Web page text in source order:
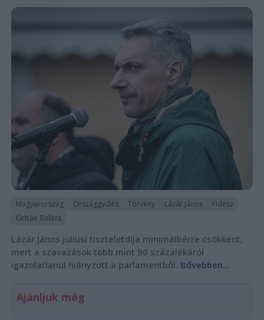
Magyarország Országgyűlés Törvény Lázár János
Fidesz
Orbán Balázs
Lázár János júliusi tiszteletdíja minimálbérre csökkent,
mert a szavazások több mint 90 százalékáról
igazolatlanul hiányzott a parlamentből. Bővebben...
Ajánljuk még